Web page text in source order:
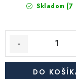
Skladom (7
DO